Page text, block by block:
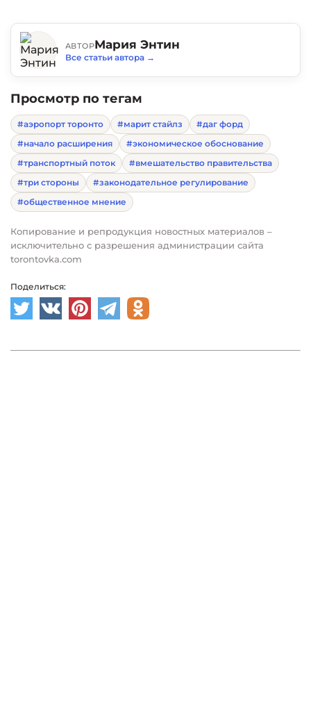
АВТОРМария Энтин
Все статьи автора →
Просмотр по тегам
#аэропорт торонто #марит стайлз
#даг форд
#начало расширения
#экономическое обоснование
#транспортный поток
#вмешательство правительства
#три стороны
#законодательное регулирование
#общественное мнение
Копирование и репродукция новостных материалов –
исключительно с разрешения администрации сайта
torontovka.com
Поделиться: